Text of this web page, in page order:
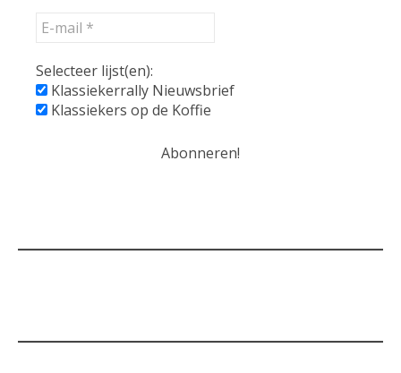
Selecteer lijst(en):
Klassiekerrally Nieuwsbrief
Klassiekers op de Koffie